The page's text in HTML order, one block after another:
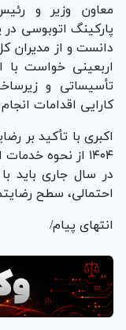
معاون وزیر و
پارکینگ اتوبوسی
دانست و از مدیران
اربعینی خواست با
تأسیساتی و
کارایی اقدامات
اکبری با تأکید بر
۱۴۰۴ از نحوه
در سال جاری باید
احتمالی، سطح
انتهای پیام/